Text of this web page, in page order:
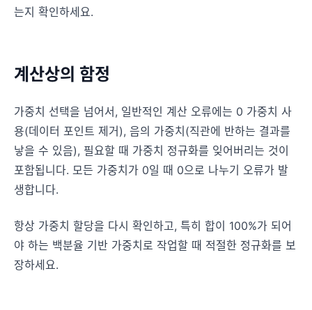
는지 확인하세요.
계산상의 함정
가중치 선택을 넘어서, 일반적인 계산 오류에는 0 가중치 사
용(데이터 포인트 제거), 음의 가중치(직관에 반하는 결과를
낳을 수 있음), 필요할 때 가중치 정규화를 잊어버리는 것이
포함됩니다. 모든 가중치가 0일 때 0으로 나누기 오류가 발
생합니다.
항상 가중치 할당을 다시 확인하고, 특히 합이 100%가 되어
야 하는 백분율 기반 가중치로 작업할 때 적절한 정규화를 보
장하세요.